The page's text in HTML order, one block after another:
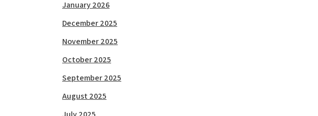
January 2026
December 2025
November 2025
October 2025
September 2025
August 2025